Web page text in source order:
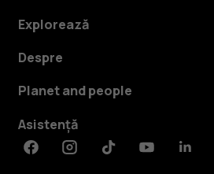
Explorează
Despre
Planet and people
Asistență
FacebookInstagramTiktokYoutube